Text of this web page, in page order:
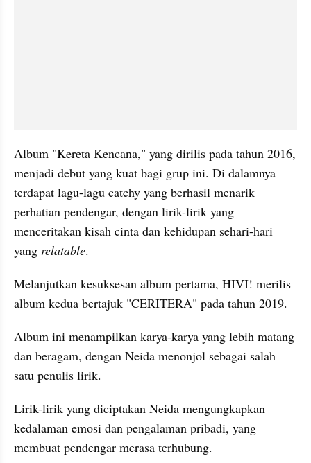
Album "Kereta Kencana," yang dirilis pada tahun 2016,
menjadi debut yang kuat bagi grup ini. Di dalamnya
terdapat lagu-lagu catchy yang berhasil menarik
perhatian pendengar, dengan lirik-lirik yang
menceritakan kisah cinta dan kehidupan sehari-hari
yang relatable.
Melanjutkan kesuksesan album pertama, HIVI! merilis
album kedua bertajuk "CERITERA" pada tahun 2019.
Album ini menampilkan karya-karya yang lebih matang
dan beragam, dengan Neida menonjol sebagai salah
satu penulis lirik.
Lirik-lirik yang diciptakan Neida mengungkapkan
kedalaman emosi dan pengalaman pribadi, yang
membuat pendengar merasa terhubung.